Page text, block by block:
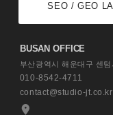
SEO / GEO
BUSAN OFFICE
부산광역시 해운대구 센
010-8542-4711
contact@studio-jt.co.kr